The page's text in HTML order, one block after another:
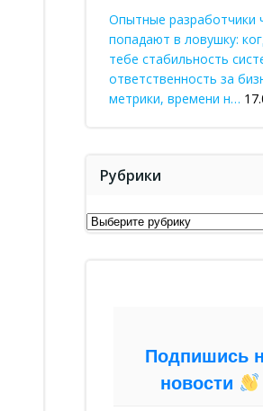
Опытные разработчики
попадают в ловушку:
тебе стабильность
ответственность за
метрики, времени н…
Рубрики
Рубрики
Подпишись
новости